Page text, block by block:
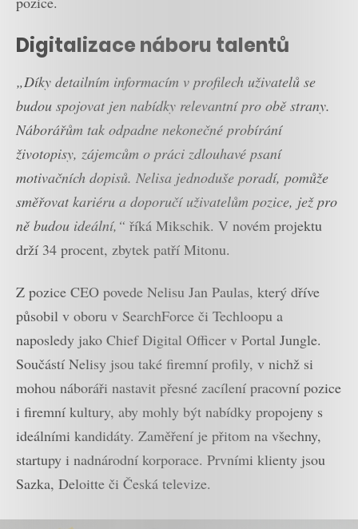
Digitalizace náboru talentů
„Díky detailním informacím v profilech uživatelů se
budou spojovat jen nabídky relevantní pro obě strany.
Náborářům tak odpadne nekonečné probírání
životopisy, zájemcům o práci zdlouhavé psaní
motivačních dopisů. Nelisa jednoduše poradí, pomůže
směřovat kariéru a doporučí uživatelům pozice, jež pro
ně budou ideální,“ říká Mikschik. V novém projektu
drží 34 procent, zbytek patří Mitonu.
Z pozice CEO povede Nelisu Jan Paulas, který dříve
působil v oboru v SearchForce či Techloopu a
naposledy jako Chief Digital Officer v Portal Jungle.
Součástí Nelisy jsou také firemní profily, v nichž si
mohou náboráři nastavit přesné zacílení pracovní pozice
i firemní kultury, aby mohly být nabídky propojeny s
ideálními kandidáty. Zaměření je přitom na všechny,
startupy i nadnárodní korporace. Prvními klienty jsou
Sazka, Deloitte či Česká televize.